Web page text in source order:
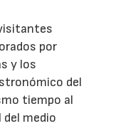
por
y los
del
tiempo al
medio